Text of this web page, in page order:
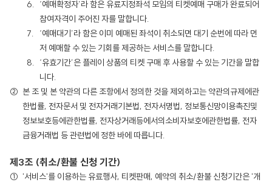
‘예매확정자’라 함은 유료지정좌석 모임의 티켓예매 구매가 완료되어
참여자격이 주어진 자를 말합니다.
‘예매대기’라 함은 이미 예매된 좌석이 취소되면 대기 순번에 따라 먼
저 예매할 수 있는 기회를 제공하는 서비스를 말합니다.
‘유효기간’은 플레이 상품의 티켓 구매 후 사용할 수 있는 기간을 말합
니다.
본 조 및 본 약관의 다른 조항에서 정의한 것을 제외하고는 약관의규제에관
한법률, 전자문서 및 전자거래기본법, 전자서명법, 정보통신망이용촉진및
정보보호등에관한법률, 전자상거래등에서의소비자보호에관한법률, 전자
금융거래법 등 관련법에 정한 바에 따릅니다.
제3조 (취소/환불 신청 기간)
'서비스'를 이용하는 유료행사, 티켓판매, 예약의 취소/환불 신청기간은 '개